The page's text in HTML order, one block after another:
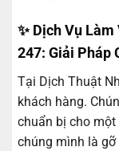
✨ Dịch Vụ
247: Giải Pháp
Tại Dịch Thuật
khách hàng.
chuẩn bị cho
chúng mình là